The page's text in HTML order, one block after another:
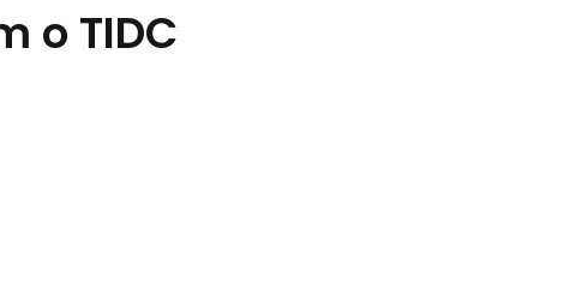
o TIDC